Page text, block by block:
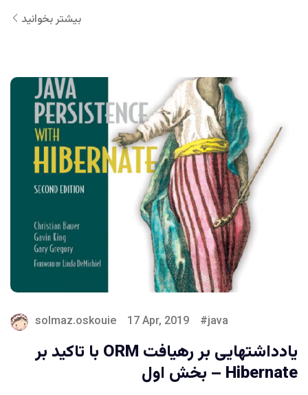
بیشتر بخوانید
solmaz.oskouie 17 Apr, 2019 java
یادداشتهایی بر رهیافت ORM با تاکید بر
Hibernate – بخش اول